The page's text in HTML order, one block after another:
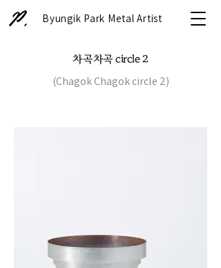
Byungik Park Metal Artist
차곡차곡 circle 2
(Chagok Chagok circle 2)